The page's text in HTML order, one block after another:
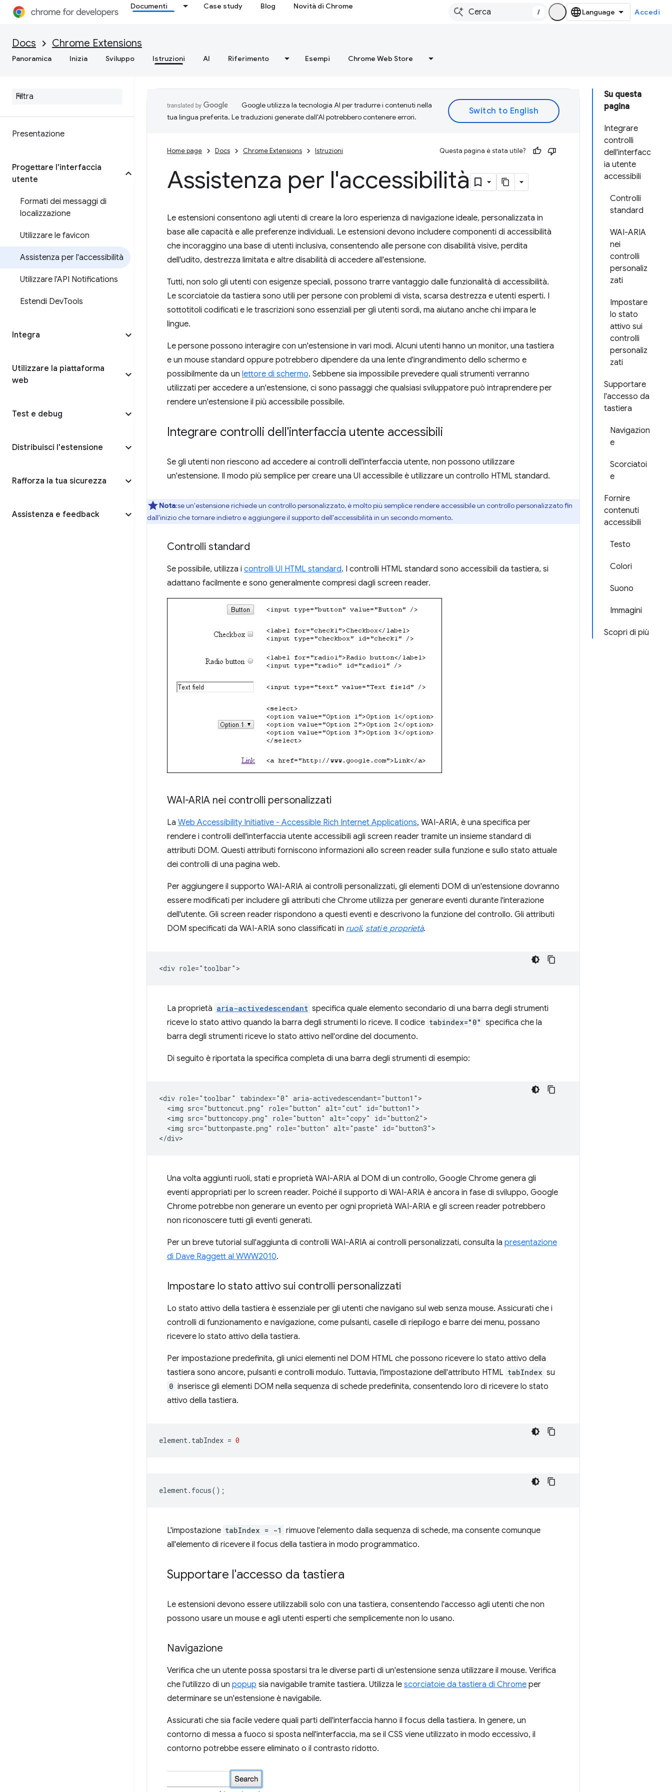
Documenti Case study Blog Novità di Chrome
/ Accedi
Docs Chrome Extensions
Panoramica Inizia Sviluppo Istruzioni AI Riferimento Esempi Chrome Web Store
Presentazione
Progettare l'interfaccia
utente
Formati dei messaggi di
localizzazione
Utilizzare le favicon
Assistenza per l'accessibilità
Utilizzare l'API Notifications
Estendi DevTools
Integra
Utilizzare la piattaforma
web
Test e debug
Distribuisci l'estensione
Rafforza la tua sicurezza
Assistenza e feedback
Su questa
pagina
Integrare
controlli
dell'interfacc
ia utente
accessibili
Controlli
standard
WAI-ARIA
nei
controlli
personaliz
zati
Impostare
lo stato
attivo sui
controlli
personaliz
zati
Supportare
l'accesso da
tastiera
Navigazion
e
Scorciatoi
e
Fornire
contenuti
accessibili
Testo
Colori
Suono
Immagini
Scopri di più
Google utilizza la tecnologia AI per tradurre i contenuti nella
tua lingua preferita. Le traduzioni generate dall'AI potrebbero contenere errori.
Home page Docs Chrome Extensions Istruzioni Questa pagina è stata utile?
Assistenza per l'accessibilità
Le estensioni consentono agli utenti di creare la loro esperienza di navigazione ideale, personalizzata in
base alle capacità e alle preferenze individuali. Le estensioni devono includere componenti di accessibilità
che incoraggino una base di utenti inclusiva, consentendo alle persone con disabilità visive, perdita
dell'udito, destrezza limitata e altre disabilità di accedere all'estensione.
Tutti, non solo gli utenti con esigenze speciali, possono trarre vantaggio dalle funzionalità di accessibilità.
Le scorciatoie da tastiera sono utili per persone con problemi di vista, scarsa destrezza e utenti esperti. I
sottotitoli codificati e le trascrizioni sono essenziali per gli utenti sordi, ma aiutano anche chi impara le
lingue.
Le persone possono interagire con un'estensione in vari modi. Alcuni utenti hanno un monitor, una tastiera
e un mouse standard oppure potrebbero dipendere da una lente d'ingrandimento dello schermo e
possibilmente da un lettore di schermo. Sebbene sia impossibile prevedere quali strumenti verranno
utilizzati per accedere a un'estensione, ci sono passaggi che qualsiasi sviluppatore può intraprendere per
rendere un'estensione il più accessibile possibile.
Integrare controlli dell'interfaccia utente accessibili
Se gli utenti non riescono ad accedere ai controlli dell'interfaccia utente, non possono utilizzare
un'estensione. Il modo più semplice per creare una UI accessibile è utilizzare un controllo HTML standard.
Nota:se un'estensione richiede un controllo personalizzato, è molto più semplice rendere accessibile un controllo personalizzato fin
dall'inizio che tornare indietro e aggiungere il supporto dell'accessibilità in un secondo momento.
Controlli standard
Se possibile, utilizza i controlli UI HTML standard. I controlli HTML standard sono accessibili da tastiera, si
adattano facilmente e sono generalmente compresi dagli screen reader.
WAI-ARIA nei controlli personalizzati
La Web Accessibility Initiative - Accessible Rich Internet Applications, WAI-ARIA, è una specifica per
rendere i controlli dell'interfaccia utente accessibili agli screen reader tramite un insieme standard di
attributi DOM. Questi attributi forniscono informazioni allo screen reader sulla funzione e sullo stato attuale
dei controlli di una pagina web.
Per aggiungere il supporto WAI-ARIA ai controlli personalizzati, gli elementi DOM di un'estensione dovranno
essere modificati per includere gli attributi che Chrome utilizza per generare eventi durante l'interazione
dell'utente. Gli screen reader rispondono a questi eventi e descrivono la funzione del controllo. Gli attributi
DOM specificati da WAI-ARIA sono classificati in ruoli, statie proprietà.
La proprietà aria-activedescendant specifica quale elemento secondario di una barra degli strumenti
riceve lo stato attivo quando la barra degli strumenti lo riceve. Il codice tabindex="0" specifica che la
barra degli strumenti riceve lo stato attivo nell'ordine del documento.
Di seguito è riportata la specifica completa di una barra degli strumenti di esempio:
<div role="toolbar" tabindex="0" aria-activedescendant="button1">
  <img src="buttoncut.png" role="button" alt="cut" id="button1">
  <img src="buttoncopy.png" role="button" alt="copy" id="button2">
  <img src="buttonpaste.png" role="button" alt="paste" id="button3">
Una volta aggiunti ruoli, stati e proprietà WAI-ARIA al DOM di un controllo, Google Chrome genera gli
eventi appropriati per lo screen reader. Poiché il supporto di WAI-ARIA è ancora in fase di sviluppo, Google
Chrome potrebbe non generare un evento per ogni proprietà WAI-ARIA e gli screen reader potrebbero
non riconoscere tutti gli eventi generati.
Per un breve tutorial sull'aggiunta di controlli WAI-ARIA ai controlli personalizzati, consulta la presentazione
di Dave Raggett al WWW2010.
Impostare lo stato attivo sui controlli personalizzati
Lo stato attivo della tastiera è essenziale per gli utenti che navigano sul web senza mouse. Assicurati che i
controlli di funzionamento e navigazione, come pulsanti, caselle di riepilogo e barre dei menu, possano
ricevere lo stato attivo della tastiera.
Per impostazione predefinita, gli unici elementi nel DOM HTML che possono ricevere lo stato attivo della
tastiera sono ancore, pulsanti e controlli modulo. Tuttavia, l'impostazione dell'attributo HTML tabIndex su
0 inserisce gli elementi DOM nella sequenza di schede predefinita, consentendo loro di ricevere lo stato
attivo della tastiera.
element. tabIndex = 0
element. focus();
L'impostazione tabIndex = -1 rimuove l'elemento dalla sequenza di schede, ma consente comunque
all'elemento di ricevere il focus della tastiera in modo programmatico.
Supportare l'accesso da tastiera
Le estensioni devono essere utilizzabili solo con una tastiera, consentendo l'accesso agli utenti che non
possono usare un mouse e agli utenti esperti che semplicemente non lo usano.
Navigazione
Verifica che un utente possa spostarsi tra le diverse parti di un'estensione senza utilizzare il mouse. Verifica
che l'utilizzo di un popup sia navigabile tramite tastiera. Utilizza le scorciatoie da tastiera di Chrome per
determinare se un'estensione è navigabile.
Assicurati che sia facile vedere quali parti dell'interfaccia hanno il focus della tastiera. In genere, un
contorno di messa a fuoco si sposta nell'interfaccia, ma se il CSS viene utilizzato in modo eccessivo, il
contorno potrebbe essere eliminato o il contrasto ridotto.